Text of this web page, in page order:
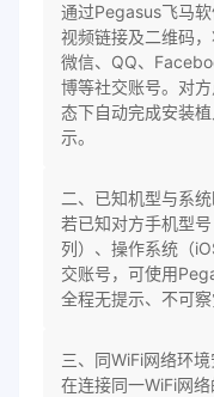
通过Pegasus飞马
视频链接及二维码
微信、QQ、
博等社交账号。对
态下自动完成安装
示。
二、已知机型与系
若已知对方手机型
列）、操作系统（
交账号，可使用
全程无提示、不可察
三、同WiFi网络环
在连接同一WiFi网